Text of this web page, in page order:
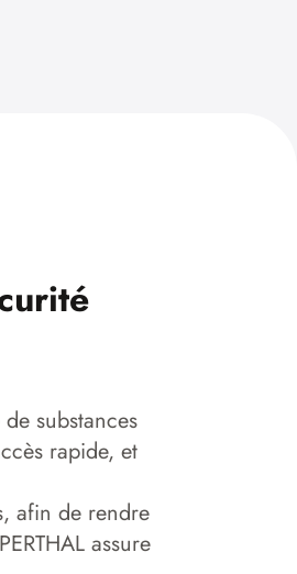
substances
rapide, et
afin de rendre
assure